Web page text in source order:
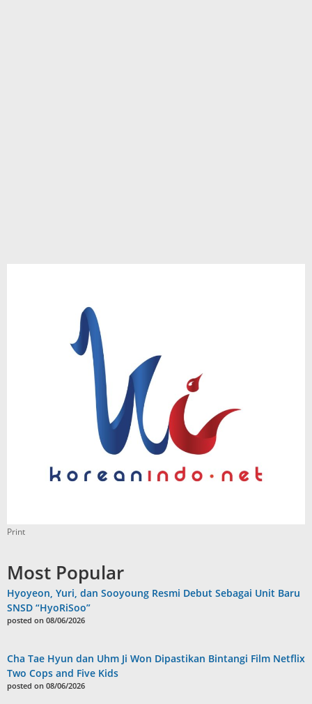
Print
Most Popular
Hyoyeon, Yuri, dan Sooyoung Resmi Debut Sebagai Unit Baru
SNSD “HyoRiSoo”
posted on 08/06/2026
Cha Tae Hyun dan Uhm Ji Won Dipastikan Bintangi Film Netflix
Two Cops and Five Kids
posted on 08/06/2026